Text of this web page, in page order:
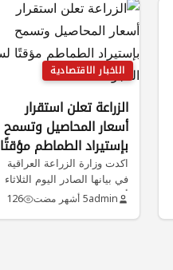
الاخبار الاقتصادية
الزراعة تعلن استقرار
أسعار المحاصيل وتسمح
بإستيراد الطماطم مؤقتًا
لسد الفجوة
اكدت وزارة الزراعة العراقية
في بيانها الصادر اليوم الثلاثاء
أن السوق المحلية تعيش
admin5 أشهر مضت 126